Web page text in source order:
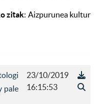
zitak: Aizpurunea kultur
pale
23/10/2019
16:15:53